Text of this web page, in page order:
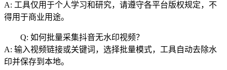
A: 工具仅用于个人学习和研究，请遵守各平台版权规定，不
得用于商业用途。
Q: 如何批量采集抖音无水印视频？
A: 输入视频链接或关键词，选择批量模式，工具自动去除水
印并保存到本地。